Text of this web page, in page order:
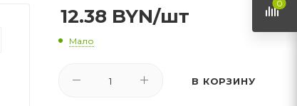
12.38 BYN/шт
Мало
В КОРЗИНУ
0